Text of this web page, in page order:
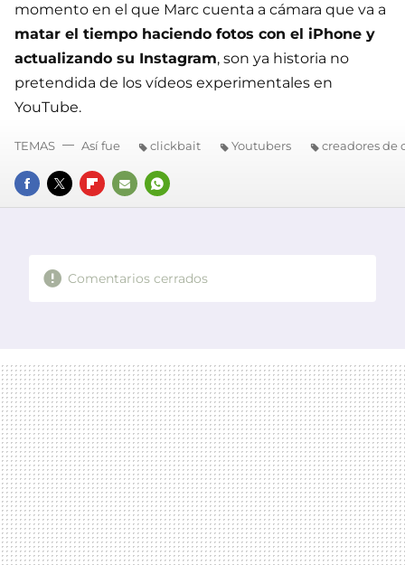
momento en el que Marc cuenta a cámara que va a
matar el tiempo haciendo fotos con el iPhone y
actualizando su Instagram, son ya historia no
pretendida de los vídeos experimentales en
YouTube.
FACEBOOK
TWITTERFLIPBOARD
E-
WHATSAPP
TEMAS Así fue clickbait Youtubers creadores de
Comentarios cerrados